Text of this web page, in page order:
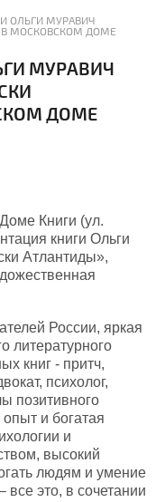
ОЛЬГИ МУРАВИЧ
В МОСКОВСКОМ ДОМЕ
МУРАВИЧ
ДОМЕ
Книги (ул.
книги Ольги
Атлантиды»,
России, яркая
литературного
книг - притч,
психолог,
позитивного
и богатая
и
высокий
людям и умение
все это, в сочетании